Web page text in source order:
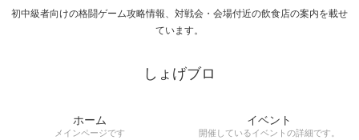
初中級者向けの格闘ゲーム攻略情報、対戦会・会場付近の飲食店の案内を載せ
ています。
しょげブロ
ホーム
メインページです
イベント
開催しているイベントの詳細です。